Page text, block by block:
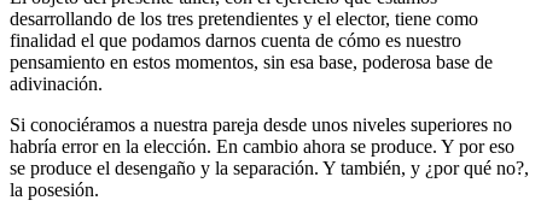
desarrollando de los tres pretendientes y el elector, tiene como
finalidad el que podamos darnos cuenta de cómo es nuestro
pensamiento en estos momentos, sin esa base, poderosa base de
adivinación.
Si conociéramos a nuestra pareja desde unos niveles superiores no
habría error en la elección. En cambio ahora se produce. Y por eso
se produce el desengaño y la separación. Y también, y ¿por qué no?,
la posesión.